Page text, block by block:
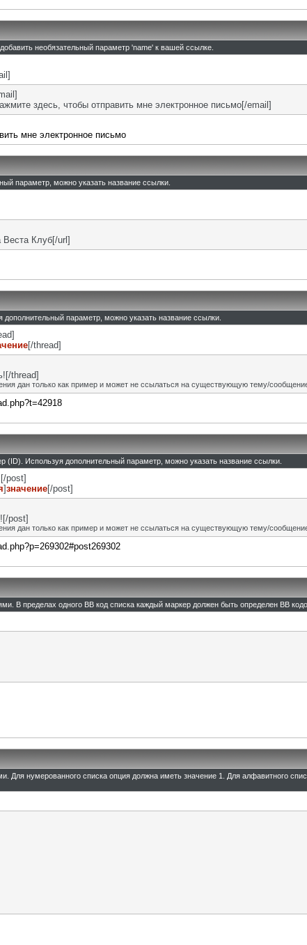
необязательный параметр 'name' к вашей ссылке.
здесь, чтобы отправить мне электронное письмо[/email]
мне электронное письмо
параметр, можно указать название ссылки.
Клуб[/url]
параметр, можно указать название ссылки.
[/thread]
thread]
дан только как пример и может не ссылаться на существующую тему/
(ID). Используя дополнительный параметр, можно указать название ссылки.
[/post]
]значение[/post]
post]
дан только как пример и может не ссылаться на существующую тему/
В пределах одного BB код списка каждый маркер должен быть определен BB
Для нумерованного списка опция должна иметь значение 1. Для алфавитного